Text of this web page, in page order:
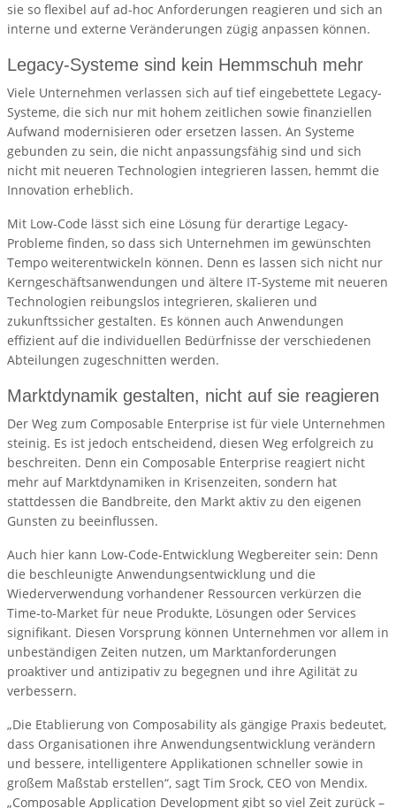
sie so flexibel auf ad-hoc Anforderungen reagieren und sich an
interne und externe Veränderungen zügig anpassen können.
Legacy-Systeme sind kein Hemmschuh mehr
Viele Unternehmen verlassen sich auf tief eingebettete Legacy-
Systeme, die sich nur mit hohem zeitlichen sowie finanziellen
Aufwand modernisieren oder ersetzen lassen. An Systeme
gebunden zu sein, die nicht anpassungsfähig sind und sich
nicht mit neueren Technologien integrieren lassen, hemmt die
Innovation erheblich.
Mit Low-Code lässt sich eine Lösung für derartige Legacy-
Probleme finden, so dass sich Unternehmen im gewünschten
Tempo weiterentwickeln können. Denn es lassen sich nicht nur
Kerngeschäftsanwendungen und ältere IT-Systeme mit neueren
Technologien reibungslos integrieren, skalieren und
zukunftssicher gestalten. Es können auch Anwendungen
effizient auf die individuellen Bedürfnisse der verschiedenen
Abteilungen zugeschnitten werden.
Marktdynamik gestalten, nicht auf sie reagieren
Der Weg zum Composable Enterprise ist für viele Unternehmen
steinig. Es ist jedoch entscheidend, diesen Weg erfolgreich zu
beschreiten. Denn ein Composable Enterprise reagiert nicht
mehr auf Marktdynamiken in Krisenzeiten, sondern hat
stattdessen die Bandbreite, den Markt aktiv zu den eigenen
Gunsten zu beeinflussen.
Auch hier kann Low-Code-Entwicklung Wegbereiter sein: Denn
die beschleunigte Anwendungsentwicklung und die
Wiederverwendung vorhandener Ressourcen verkürzen die
Time-to-Market für neue Produkte, Lösungen oder Services
signifikant. Diesen Vorsprung können Unternehmen vor allem in
unbeständigen Zeiten nutzen, um Marktanforderungen
proaktiver und antizipativ zu begegnen und ihre Agilität zu
verbessern.
„Die Etablierung von Composability als gängige Praxis bedeutet,
dass Organisationen ihre Anwendungsentwicklung verändern
und bessere, intelligentere Applikationen schneller sowie in
großem Maßstab erstellen“, sagt Tim Srock, CEO von Mendix.
„Composable Application Development gibt so viel Zeit zurück –